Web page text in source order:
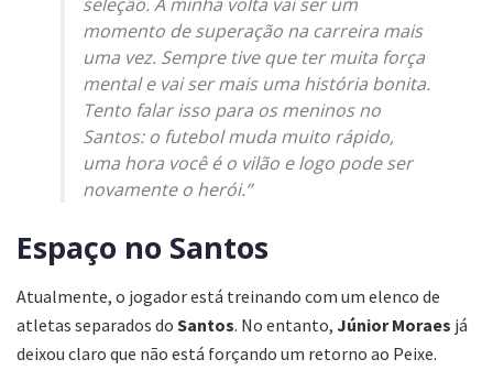
momento de superação na carreira mais
uma vez. Sempre tive que ter muita força
mental e vai ser mais uma história bonita.
Tento falar isso para os meninos no
Santos: o futebol muda muito rápido,
uma hora você é o vilão e logo pode ser
novamente o herói.”
Espaço no Santos
Atualmente, o jogador está treinando com um elenco de
atletas separados do Santos. No entanto, Júnior Moraes já
deixou claro que não está forçando um retorno ao Peixe.